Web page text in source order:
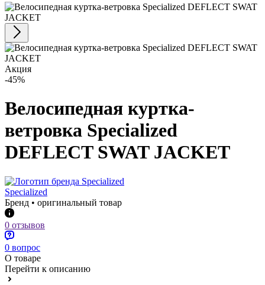
Акция
-45%
Велосипедная куртка-
ветровка Specialized
DEFLECT SWAT JACKET
Specialized
Бренд • оригинальный товар
0 отзывов
0 вопрос
О товаре
Перейти к описанию